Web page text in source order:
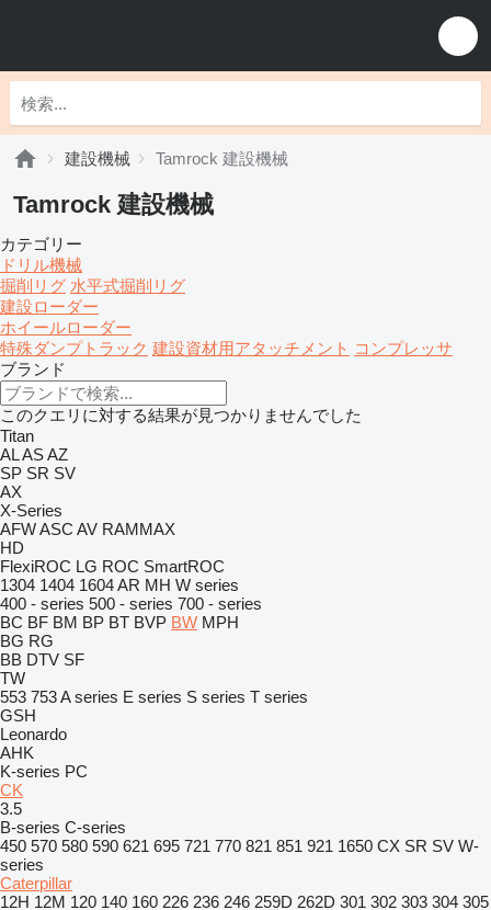
建設機械 Tamrock 建設機械
Tamrock 建設機械
カテゴリー
ドリル機械
掘削リグ 水平式掘削リグ
建設ローダー
ホイールローダー
特殊ダンプトラック 建設資材用アタッチメント コンプレッサ
ブランド
このクエリに対する結果が見つかりませんでした
Titan
ALASAZ
SP SR SV
AX
X-Series
AFWASC AV RAMMAX
HD
FlexiROC LG ROC SmartROC
1304 1404 1604AR MH W series
400 - series 500 - series 700 - series
BC BF BM BP BT BVP BW MPH
BG RG
BB DTV SF
TW
553 753A series E series S series T series
GSH
Leonardo
AHK
K-series PC
CK
3.5
B-series C-series
450 570 580 590 621 695 721 770 821 851 921 1650 CX SR SV W-
series
Caterpillar
12H 12M 120 140 160 226 236 246 259D 262D 301 302 303 304 305